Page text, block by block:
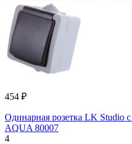
454 ₽
Одинарная розетка LK Studio
AQUA 80007
4